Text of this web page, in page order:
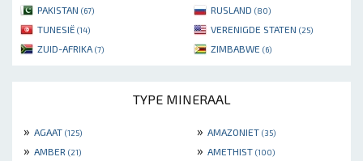
PAKISTAN (67) RUSLAND (80)
TUNESIË (14) VERENIGDE STATEN (25)
ZUID-AFRIKA (7) ZIMBABWE (6)
TYPE MINERAAL
» AGAAT (125) » AMAZONIET (35)
» AMBER (21) » AMETHIST (100)